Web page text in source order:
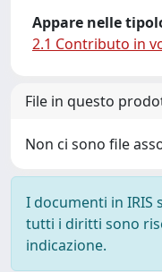
Appare nelle
2.1 Contributo in
File in questo
Non ci sono file
I documenti in
tutti i diritti sono
indicazione.